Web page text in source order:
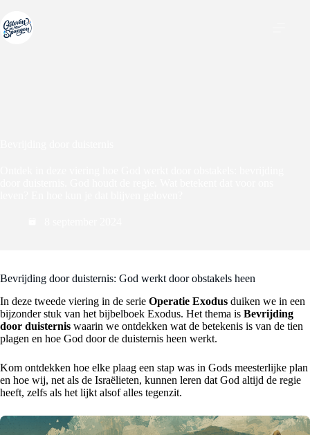
naar
de
Bevrijding door duisternis: God werkt door obstakels heen
In deze tweede viering in de serie Operatie Exodus duiken we in een
bijzonder stuk van het bijbelboek Exodus. Het thema is Bevrijding
door duisternis waarin we ontdekken wat de betekenis is van de tien
plagen en hoe God door de duisternis heen werkt.
Kom ontdekken hoe elke plaag een stap was in Gods meesterlijke plan
en hoe wij, net als de Israëlieten, kunnen leren dat God altijd de regie
heeft, zelfs als het lijkt alsof alles tegenzit.